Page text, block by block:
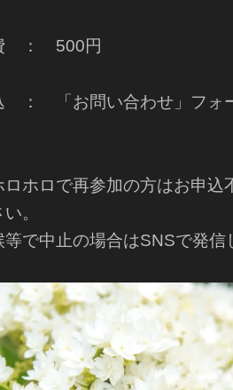
： 500円
「お問い合わせ」フォー
ロホロで再参加の方はお申込
。
等で中止の場合はSNSで発信